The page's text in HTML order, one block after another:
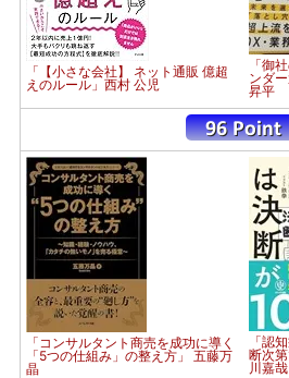
「【小さな会社】 ネット通販 億超
えのルール」西村 公児
「御
ンダ
昇平
「コンサルタント商売を成功に導く
「5つの仕組み」の整え方」 五藤万
晶
「認
断次
川嘉哉